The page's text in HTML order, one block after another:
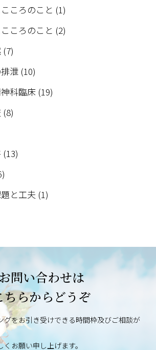
ころのこと (1)
ころのこと (2)
(7)
泄 (10)
科臨床 (19)
(8)
と工夫 (1)
問い合わせは
ちらからどうぞ
グをお引き受けできる時間枠及びご相談が
お願い申し上げます。